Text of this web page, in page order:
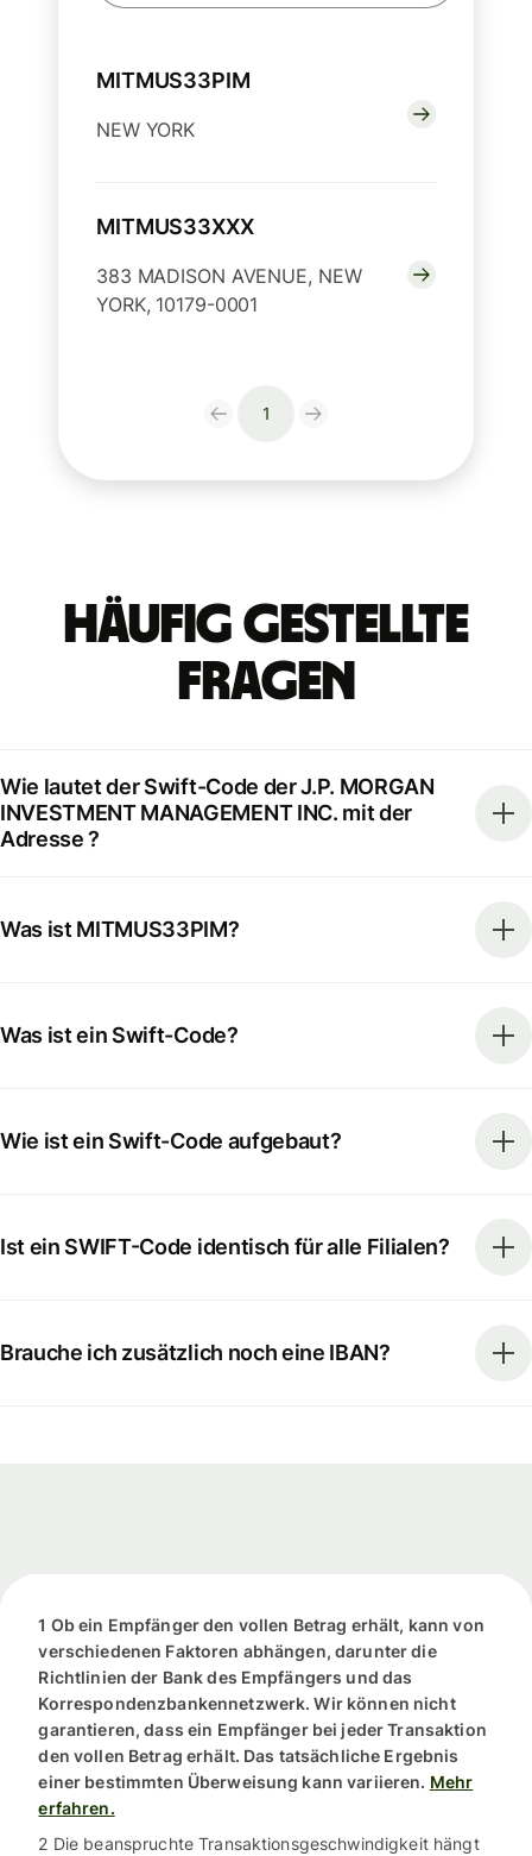
MITMUS33PIM
NEW YORK
MITMUS33XXX
383 MADISON AVENUE, NEW
YORK, 10179-0001
1
Häufig gestellte
Fragen
Wie lautet der Swift-Code der J.P. MORGAN
INVESTMENT MANAGEMENT INC. mit der
Adresse ?
Was ist MITMUS33PIM?
Was ist ein Swift-Code?
Wie ist ein Swift-Code aufgebaut?
Ist ein SWIFT-Code identisch für alle Filialen?
Brauche ich zusätzlich noch eine IBAN?
1 Ob ein Empfänger den vollen Betrag erhält, kann von
verschiedenen Faktoren abhängen, darunter die
Richtlinien der Bank des Empfängers und das
Korrespondenzbankennetzwerk. Wir können nicht
garantieren, dass ein Empfänger bei jeder Transaktion
den vollen Betrag erhält. Das tatsächliche Ergebnis
einer bestimmten Überweisung kann variieren. Mehr
erfahren.
2 Die beanspruchte Transaktionsgeschwindigkeit hängt